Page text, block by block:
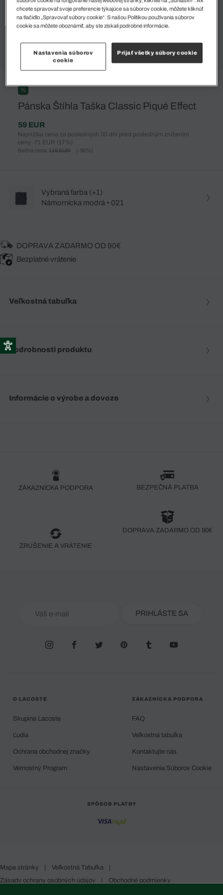
%
Pánska Štíhla Taška Classic Piqué Effect
59 EUR
Najnižšia cena za posledných 30 dní pred posledným znížením
ceny: 71 EUR (17%)
Bežná cena: 118 EUR (-50%)
Vybraná farba (+1)
Námornícka modrá • 021
DOPRAVA ZADARMO OD 90€
Bezplatné vrátenie
Veľkostná tabuľka
Podrobnosti produktu
Informácie o výrobe a dovoze
ZÁKAZNÍCKA PODPORA BEZPEČNÁ PLATBA
ZRUŠENIE A VRÁTENIE
DOPRAVA ZADARMO OD 90€
PRIHLÁSTE SA
O LACOSTE
Skupina Lacoste
Ľudia
Ochrana obchodnej značky
Vernostný Program
ZÁKAZNÍCKA PODPORA
FAQ
Veľkostná tabuľka
Kontaktujte nás
Nastavenia Súborov Cookie
SPÔSOB PLATBY
Mapa stránky | Veľkostná Tabuľka
|
Zásady ochrany osobných údajov
| Obchodné podmienky
chcete spravovať svoje preferencie týkajúce sa súborov cookie, môžete kliknúť
na tlačidlo „Spravovať súbory cookie“. S našou Politikou používania súborov
cookie sa môžete oboznámiť, aby ste získali podrobné informácie.
Nastavenia súborov
cookie
Prijať všetky súbory cookie